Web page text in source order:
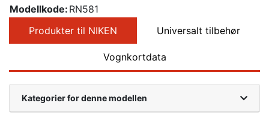
Modellkode: RN581
Produkter til NIKEN
Universalt tilbehør
Vognkortdata
Kategorier for denne modellen